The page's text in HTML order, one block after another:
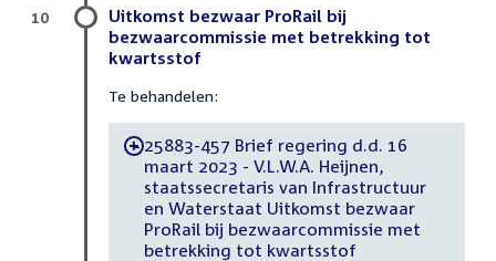
Uitkomst bezwaar ProRail bij
bezwaarcommissie met betrekking tot
kwartsstof
Te behandelen:
-25883-457 Brief regering d.d. 16
maart 2023 - V.L.W.A. Heijnen,
staatssecretaris van Infrastructuur
en Waterstaat Uitkomst bezwaar
ProRail bij bezwaarcommissie met
betrekking tot kwartsstof
10